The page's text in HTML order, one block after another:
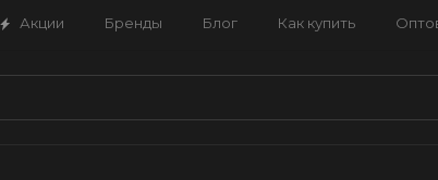
Акции Бренды Блог Как купить